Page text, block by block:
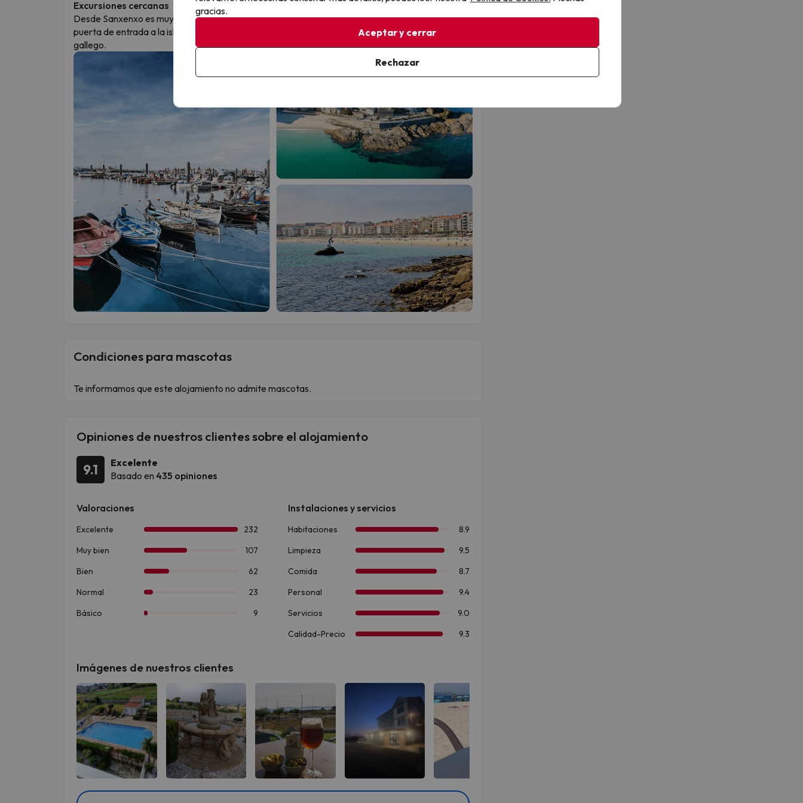
Excursiones cercanas
Desde Sanxenxo es muy fácil visitarCombarro, famoso por sus hórreos junto al mar, oO Grove,
puerta de entrada a la isla de
y uno de los mejores lugares para disfrutar del marisco
gallego.
Condiciones para mascotas
Te informamos que este alojamiento no admite mascotas.
Opiniones de nuestros clientes sobre el alojamiento
9.1
Excelente
Basado en 435 opiniones
Imágenes de nuestros clientes
gracias.
Aceptar y cerrar
Rechazar